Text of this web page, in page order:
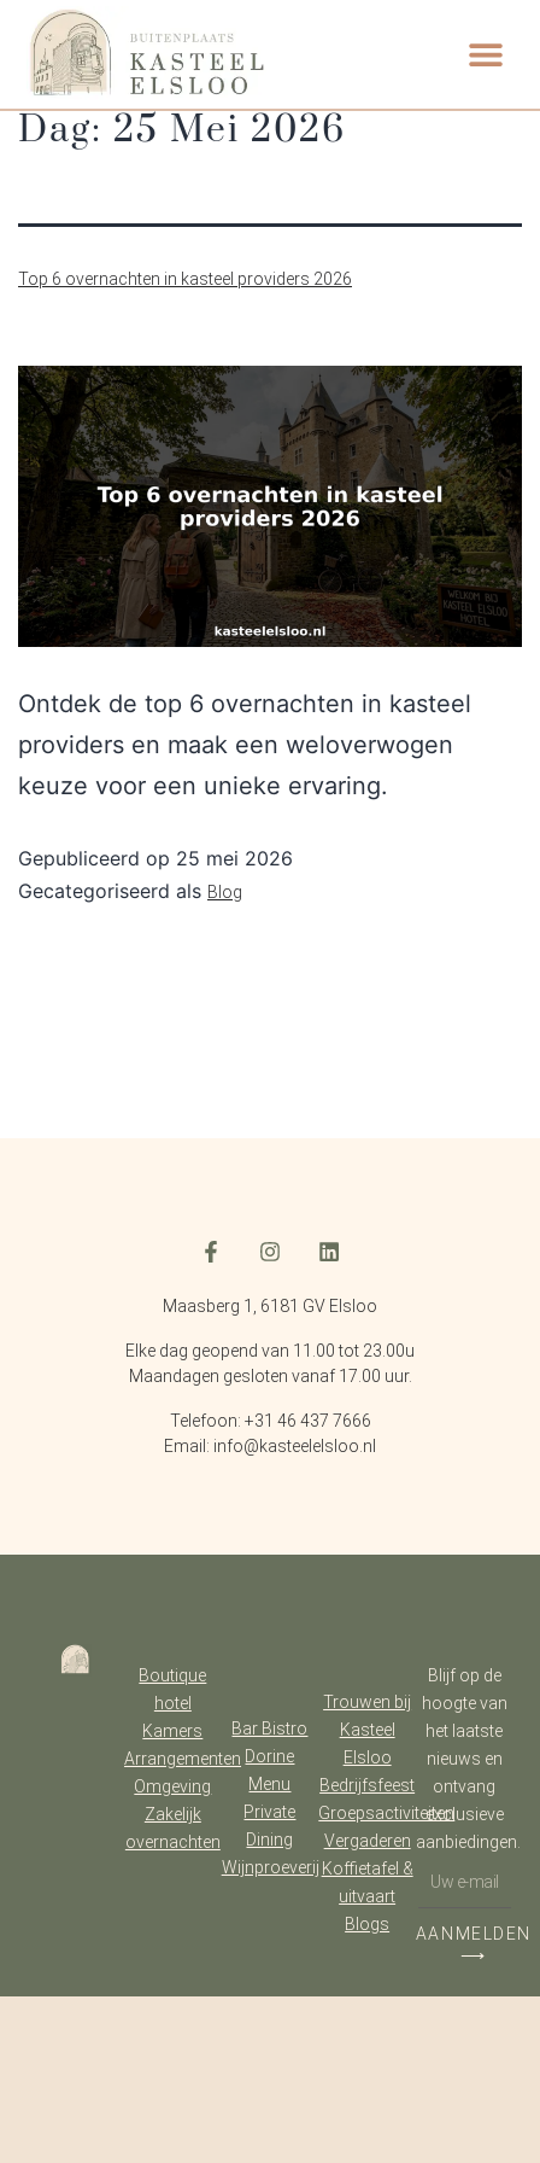
Dag: 25 Mei 2026
Top 6 overnachten in kasteel providers 2026
Ontdek de top 6 overnachten in kasteel
providers en maak een weloverwogen
keuze voor een unieke ervaring.
Gepubliceerd op 25 mei 2026
Gecategoriseerd als Blog
Maasberg 1, 6181 GV Elsloo
Elke dag geopend van 11.00 tot 23.00u
Maandagen gesloten vanaf 17.00 uur.
Telefoon: +31 46 437 7666
Email: info@kasteelelsloo.nl
Boutique
hotel
Kamers
Arrangementen
Omgeving
Zakelijk
overnachten
Bar Bistro
Dorine
Menu
Private
Dining
Wijnproeverij
Trouwen bij
Kasteel
Elsloo
Bedrijfsfeest
Groepsactiviteiten
Vergaderen
Koffietafel &
uitvaart
Blogs
Blijf op de
hoogte van
het laatste
nieuws en
ontvang
exclusieve
aanbiedingen.
AANMELDEN
⟶